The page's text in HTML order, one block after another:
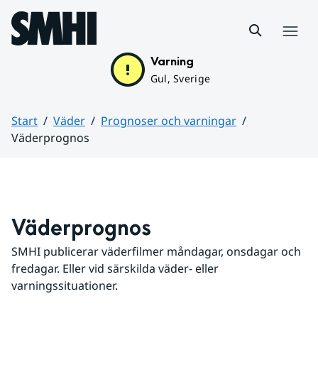
Hoppa till sidans innehåll
Varning
Gul, Sverige
Start Väder
Prognoser och varningar
Väderprognos
Väderprognos
SMHI publicerar väderfilmer måndagar, onsdagar och
fredagar. Eller vid särskilda väder- eller
varningssituationer.